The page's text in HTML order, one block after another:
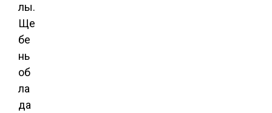
лы.
Ще
бе
нь
об
ла
да